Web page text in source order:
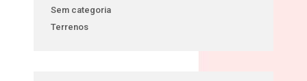
Sem categoria
Terrenos